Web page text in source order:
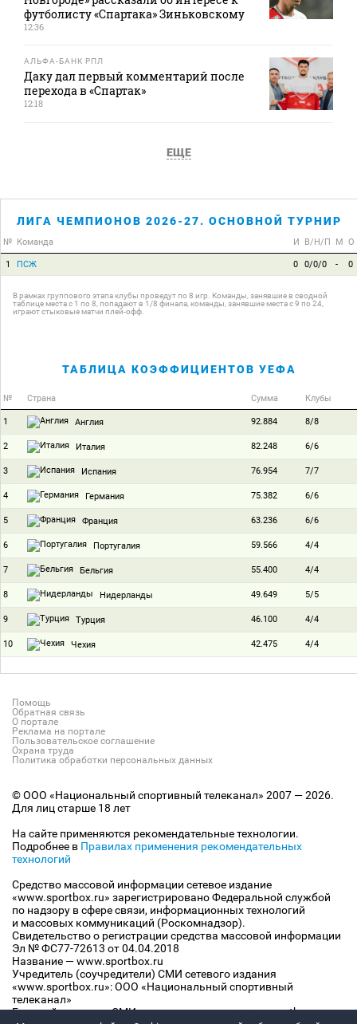
футболисту «Спартака» Зиньковскому
12:36
АЛЬФА-БАНК РПЛ
Даку дал первый комментарий после
перехода в «Спартак»
12:18
ЕЩЕ
ЛИГА ЧЕМПИОНОВ 2026-27. ОСНОВНОЙ ТУРНИР
№ Команда И В/Н/П М О
1 ПСЖ 0 0/0/0 - 0
В рамках группового этапа клубы проведут по 8 игр. Команды, занявшие в сводной
таблице места с 1 по 8, попадают в 1/8 финала, команды, занявшие места с 9 по 24,
играют стыковые матчи плей-офф.
ТАБЛИЦА КОЭФФИЦИЕНТОВ УЕФА
№ Страна Сумма Клубы
1 Англия 92.884 8/8
2 Италия 82.248 6/6
3 Испания 76.954 7/7
4 Германия 75.382 6/6
5 Франция 63.236 6/6
6 Португалия 59.566 4/4
7 Бельгия 55.400 4/4
8 Нидерланды 49.649 5/5
9 Турция 46.100 4/4
10 Чехия 42.475 4/4
Помощь
Обратная связь
О портале
Реклама на портале
Пользовательское соглашение
Охрана труда
Политика обработки персональных данных
© ООО «Национальный спортивный телеканал» 2007 — 2026.
Для лиц старше 18 лет
На сайте применяются рекомендательные технологии.
Подробнее в Правилах применения рекомендательных
технологий
Средство массовой информации сетевое издание
«www.sportbox.ru» зарегистрировано Федеральной службой
по надзору в сфере связи, информационных технологий
и массовых коммуникаций (Роскомнадзор).
Свидетельство о регистрации средства массовой информации
Эл № ФС77-72613 от 04.04.2018
Название — www.sportbox.ru
Учредитель (соучредители) СМИ сетевого издания
«www.sportbox.ru»: ООО «Национальный спортивный
телеканал»
Главный редактор СМИ сетевого издания «www.sportbox.ru»: